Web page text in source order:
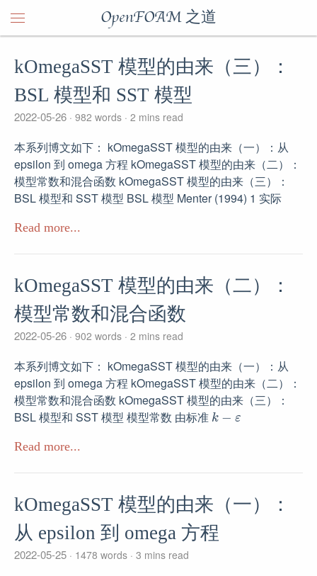
OpenFOAM 之道
kOmegaSST 模型的由来（三）：
BSL 模型和 SST 模型
2022-05-26 982 words 2 mins read
本系列博文如下： kOmegaSST 模型的由来（一）：从
epsilon 到 omega 方程 kOmegaSST 模型的由来（二）：
模型常数和混合函数 kOmegaSST 模型的由来（三）：
BSL 模型和 SST 模型 BSL 模型 Menter (1994) 1 实际
Read more...
kOmegaSST 模型的由来（二）：
模型常数和混合函数
2022-05-26 902 words 2 mins read
本系列博文如下： kOmegaSST 模型的由来（一）：从
epsilon 到 omega 方程 kOmegaSST 模型的由来（二）：
模型常数和混合函数 kOmegaSST 模型的由来（三）：
BSL 模型和 SST 模型 模型常数 由标准
k−ε
Read more...
kOmegaSST 模型的由来（一）：
从 epsilon 到 omega 方程
2022-05-25 1478 words 3 mins read